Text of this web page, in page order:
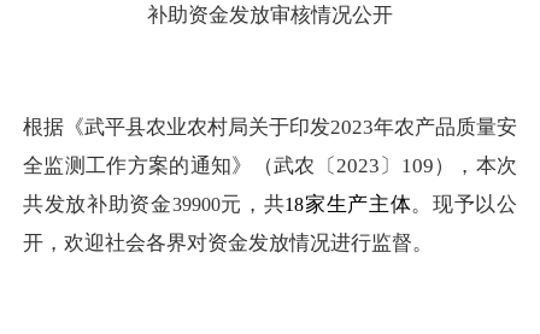
补助资金发放审核情况公开
根据《武平县农业农村局关于印发2023年农产品质量安
全监测工作方案的通知》（武农〔2023〕109），本次
共发放补助资金39900元 ， 共18家生产主体。现予以公
开，欢迎社会各界对资金发放情况进行监督。